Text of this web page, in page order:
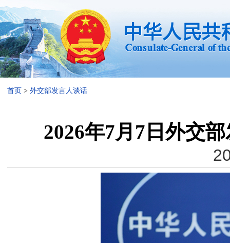
首页 > 外交部发言人谈话
2026年7月7日外交